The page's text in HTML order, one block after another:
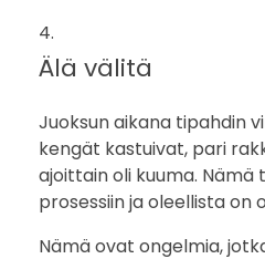
Älä välitä
Juoksun aikana tipahdin
kengät kastuivat, pari
ajoittain oli kuuma.
prosessiin ja oleellista
Nämä ovat ongelmia,